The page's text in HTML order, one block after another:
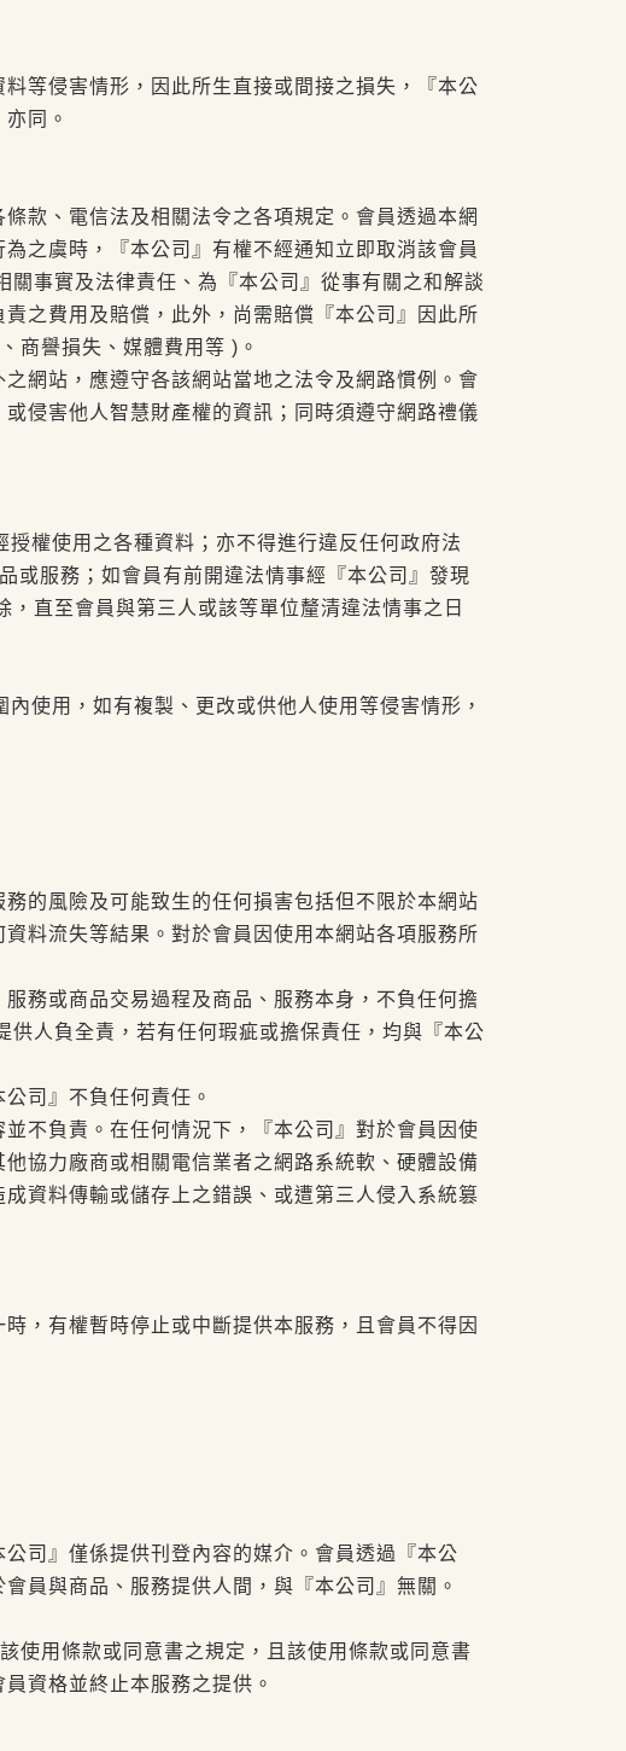
等侵害情形，因此所生直接或間接之損失，『本公
同。
款、電信法及相關法令之各項規定。會員透過本網
之虞時，『本公司』有權不經通知立即取消該會員
事實及法律責任、為『本公司』從事有關之和解談
之費用及賠償，此外，尚需賠償『本公司』因此所
商譽損失、媒體費用等 )。
網站，應遵守各該網站當地之法令及網路慣例。會
侵害他人智慧財產權的資訊；同時須遵守網路禮儀
權使用之各種資料；亦不得進行違反任何政府法
或服務；如會員有前開違法情事經『本公司』發現
直至會員與第三人或該等單位釐清違法情事之日
使用，如有複製、更改或供他人使用等侵害情形，
的風險及可能致生的任何損害包括但不限於本網站
料流失等結果。對於會員因使用本網站各項服務所
務或商品交易過程及商品、服務本身，不負任何擔
人負全責，若有任何瑕疵或擔保責任，均與『本公
司』不負任何責任。
不負責。在任何情況下，『本公司』對於會員因使
協力廠商或相關電信業者之網路系統軟、硬體設備
資料傳輸或儲存上之錯誤、或遭第三人侵入系統篡
，有權暫時停止或中斷提供本服務，且會員不得因
司』僅係提供刊登內容的媒介。會員透過『本公
員與商品、服務提供人間，與『本公司』無關。
使用條款或同意書之規定，且該使用條款或同意書
資格並終止本服務之提供。